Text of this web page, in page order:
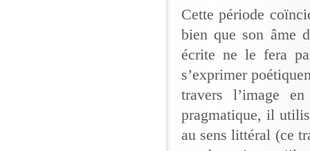
Cette période
bien que son âme
écrite ne le fera
s’exprimer
travers l’image
pragmatique, il
au sens littéral (ce